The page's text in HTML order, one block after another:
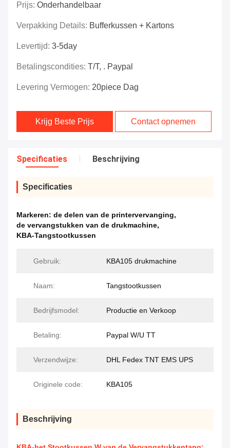
Prijs: Onderhandelbaar
Verpakking Details: Bufferkussen + Kartons
Levertijd: 3-5day
Betalingscondities: T/T, . Paypal
Levering Vermogen: 20piece Dag
Krijg Beste Prijs Contact opnemen
Specificaties Beschrijving
Specificaties
Markeren: de delen van de printervervanging,
de vervangstukken van de drukmachine,
KBA-Tangstootkussen
Gebruik: KBA105 drukmachine
Naam: Tangstootkussen
Bedrijfsmodel: Productie en Verkoop
Betaling: Paypal W/U TT
Verzendwijze: DHL Fedex TNT EMS UPS
Originele code: KBA105
Beschrijving